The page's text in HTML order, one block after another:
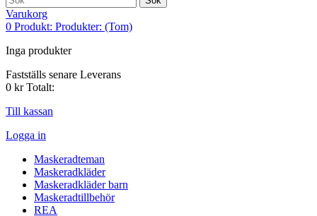
Varukorg
0 Produkt: Produkter: (Tom)
Inga produkter
Fastställs senare Leverans
0 kr Totalt:
Till kassan
Logga in
Maskeradteman
Maskeradkläder
Maskeradkläder barn
Maskeradtillbehör
REA